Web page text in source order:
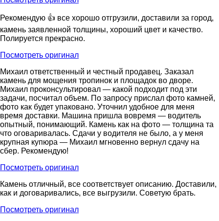
Рекомендую 👍 все хорошо отгрузили, доставили за город,
камень заявленной толщины, хороший цвет и качество.
Полируется прекрасно.
Посмотреть оригинал
Михаил ответственный и честный продавец. Заказал
камень для мощения тропинок и площадок во дворе.
Михаил проконсультировал — какой подходит под эти
задачи, посчитал объем. По запросу прислал фото камней,
фото как будет упаковано. Уточнил удобное для меня
время доставки. Машина пришла вовремя — водитель
опытный, понимающий. Камень как на фото — толщина та
что оговаривалась. Сдачи у водителя не было, а у меня
крупная купюра — Михаил мгновенно вернул сдачу на
сбер. Рекомендую!
Посмотреть оригинал
Камень отличный, все соответствует описанию. Доставили,
как и договаривались, все выгрузили. Советую брать.
Посмотреть оригинал